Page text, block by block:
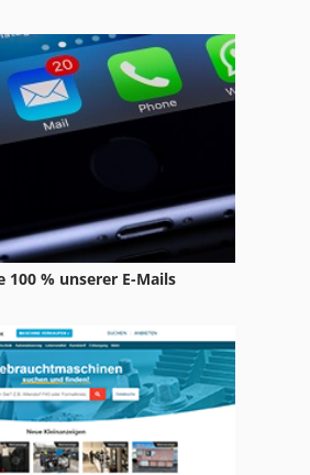
100 % unserer E-Mails